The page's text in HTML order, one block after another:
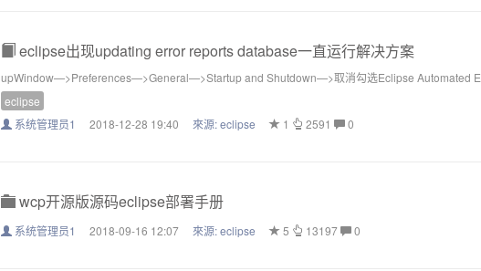
eclipse出现updating error reports database一直运行解决方案
upWindow—>Preferences—>General—>Startup and Shutdown—>取消勾选Eclipse Automated
eclipse
系统管理员1
2018-12-28 19:40 來源:eclipse 1 2591 0
wcp开源版源码eclipse部署手册
系统管理员1 2018-09-16 12:07 來源:eclipse 5 13197 0